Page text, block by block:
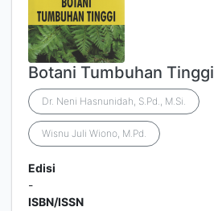
Botani Tumbuhan Tinggi
Dr. Neni Hasnunidah, S.Pd., M.Si.
Wisnu Juli Wiono, M.Pd.
Edisi
-
ISBN/ISSN